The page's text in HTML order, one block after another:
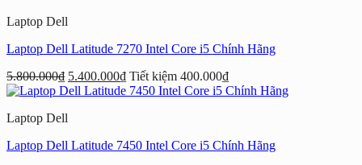
Laptop Dell
Laptop Dell Latitude 7270 Intel Core i5 Chính Hãng
5.800.000₫ 5.400.000₫ Tiết kiệm 400.000₫
Laptop Dell
Laptop Dell Latitude 7450 Intel Core i5 Chính Hãng